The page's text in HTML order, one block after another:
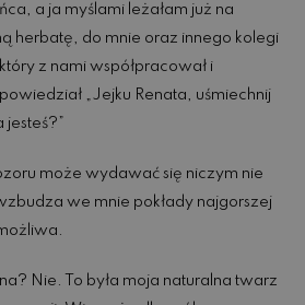
a ja myślami leżałam już na
herbatę, do mnie oraz innego kolegi
z nami współpracował i
„Jejku Renata, uśmiechnij
jesteś?”
może wydawać się niczym nie
we mnie pokłady najgorszej
Nie. To była moja naturalna twarz